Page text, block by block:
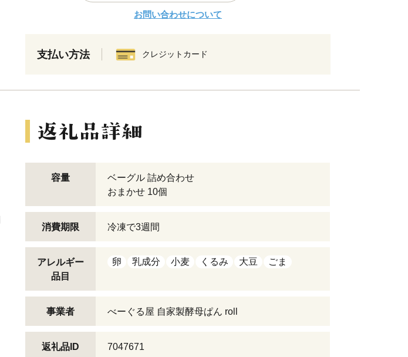
お問い合わせについて
支払い方法 クレジットカード
容量
ベーグル 詰め合わせ
おまかせ 10個
消費期限 冷凍で3週間
アレルギー
品目
卵 乳成分 小麦 くるみ 大豆 ごま
事業者 べーぐる屋 自家製酵母ぱん roll
返礼品ID 7047671